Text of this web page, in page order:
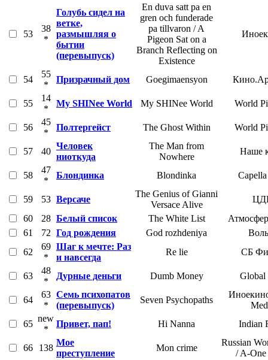
53
38
*
Голубь сидел на
ветке,
размышляя о
бытии
(перевыпуск)
En duva satt pa en
gren och funderade
pa tillvaron / A
Pigeon Sat on a
Branch Reflecting on
Existence
54
55
*
Призрачный дом Goegimaensyon
55
14
*
My SHINee World My SHINee World World
56
45
*
Полтергейст The Ghost Within World
57 40
Человек
ниоткуда
The Man from
Nowhere
Наше
58
47
*
Блондинка Blondinka
59 53 Версаче
The Genius of Gianni
Versace Alive
60
28 Белый список The White List
61
72 Год рождения God rozhdeniya
62
69
*
Шаг к мечте: Раз
и навсегда
Re lie СБ
63
48
*
Дурные деньги Dumb Money Global
64
63
*
Семь психопатов
(перевыпуск)
Seven Psychopaths
65
new
*
Привет, пап! Hi Nanna Indian
66 138
Мое
преступление
Mon crime
Russian
/ A-One